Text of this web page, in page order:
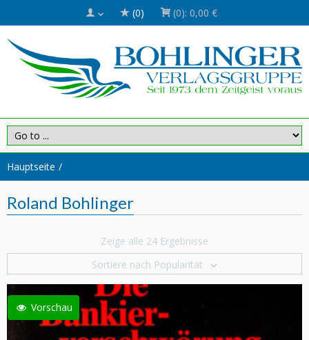
(0) (0): 0,00 €
Hauptseite
Roland Bohlinger
Zeige alle 24 Ergebnisse
Sortiere nach Popularität
Vorschau